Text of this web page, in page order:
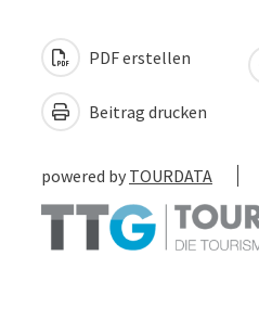
PDF erstellen
Beitrag drucken
powered by TOURDATA